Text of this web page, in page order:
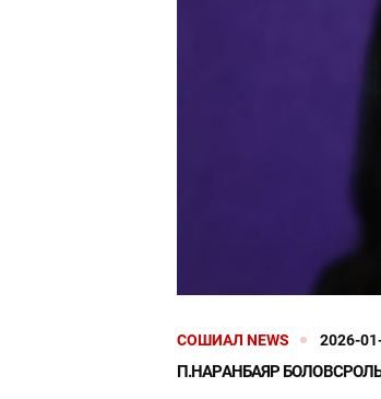
СОШИАЛ NEWS 2026-
П.НАРАНБАЯР